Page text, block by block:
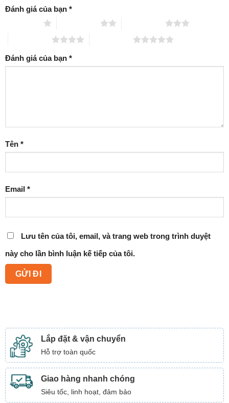
Đánh giá của bạn *
Đánh giá của bạn *
Tên *
Email *
Lưu tên của tôi, email, và trang web trong trình duyệt
này cho lần bình luận kế tiếp của tôi.
Lắp đặt & vận chuyển
Hỗ trợ toàn quốc
Giao hàng nhanh chóng
Siêu tốc, linh hoạt, đảm bảo